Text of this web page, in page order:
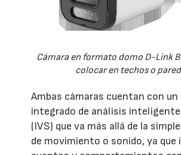
Cámara en formato domo D-Link
colocar en techos o
Ambas cámaras cuentan con
integrado de análisis inteligente
(IVS) que va más allá de la
de movimiento o sonido, ya que